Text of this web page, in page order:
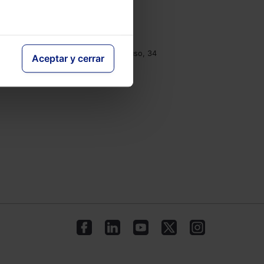
Aceptar y cerrar
Monasterios de Suso y Yuso, 34